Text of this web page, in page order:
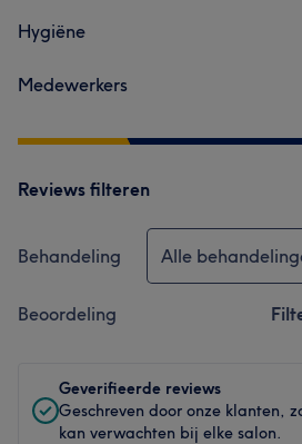
Hygiëne
Medewerkers
Reviews filteren
Behandeling Alle
Beoordeling
Geverifieerde reviews
Geschreven door onze klanten,
kan verwachten bij elke salon.